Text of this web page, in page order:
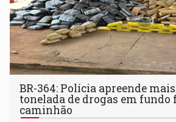
BR-364: Polícia apreende
tonelada de drogas em fundo
caminhão